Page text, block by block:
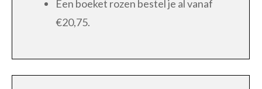
Een boeket rozen bestel je al vanaf
€20,75.